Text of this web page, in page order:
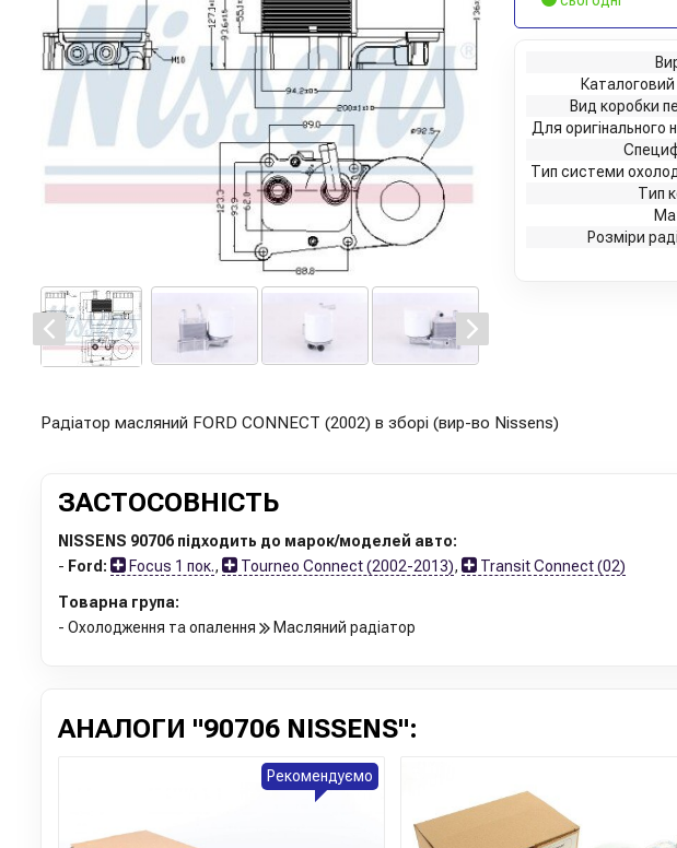
Вид коробки
Для оригінального
Тип системи
Тип
Розміри
Радіатор масляний FORD CONNECT (2002) в зборі (вир-во Nissens)
ЗАСТОСОВНІСТЬ
NISSENS 90706 підходить до марок/моделей авто:
- Ford: Focus 1 пок., Tourneo Connect (2002-2013), Transit Connect (02)
Товарна група:
- Охолодження та опалення
Масляний радіатор
АНАЛОГИ "90706 NISSENS":
Рекомендуємо